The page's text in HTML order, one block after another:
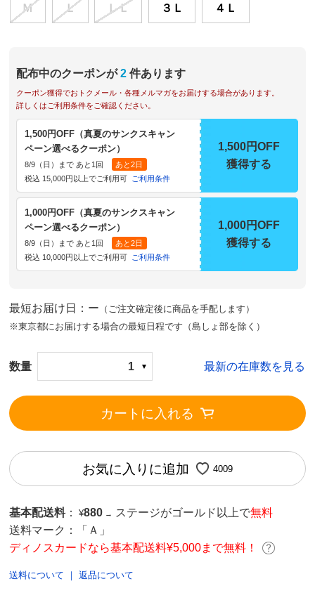
Ｍ Ｌ ＬＬ ３Ｌ ４Ｌ
配布中のクーポンが 2 件あります
クーポン獲得でおトクメール・各種メルマガをお届けする場合があります。
詳しくはご利用条件をご確認ください。
1,500円OFF（真夏のサンクスキャン
ペーン選べるクーポン）
8/9（日）まで あと1回
あと2日
税込 15,000円以上でご利用可
ご利用条件
1,500円OFF
獲得する
1,000円OFF（真夏のサンクスキャン
ペーン選べるクーポン）
8/9（日）まで あと1回
あと2日
税込 10,000円以上でご利用可
ご利用条件
1,000円OFF
獲得する
最短お届け日：ー （ご注文確定後に商品を手配します）
※東京都にお届けする場合の最短日程です（島しょ部を除く）
数量 1 最新の在庫数を見る
カートに入れる
お気に入りに追加 4009
基本配送料 ： ¥880 → ステージがゴールド以上で無料
送料マーク：
「Ａ」
ディノスカードなら基本配送料¥5,000まで無料！
送料について ｜返品について